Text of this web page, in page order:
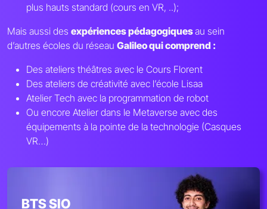
plus hauts standard (cours en VR, ..);
Mais aussi des expériences pédagogiquesau sein
d’autres écoles du réseau Galileo qui comprend :
Des ateliers théâtres avec le Cours Florent
Des ateliers de créativité avec l’école Lisaa
Atelier Tech avec la programmation de robot
Ou encore Atelier dans le Metaverse avec des
équipements à la pointe de la technologie (Casques
VR…)
BTS SIO